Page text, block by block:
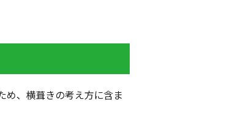
め、横葺きの考え方に含ま